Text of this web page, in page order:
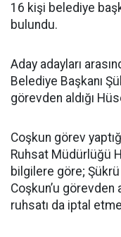
16 kişi belediye
bulundu.
Aday adayları
Belediye Başkanı
görevden aldığı
Coşkun görev
Ruhsat Müdürlüğü
bilgilere göre;
Coşkun’u görevden
ruhsatı da iptal